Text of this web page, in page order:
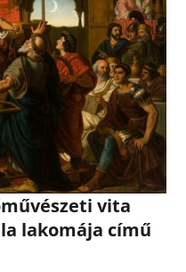
vita
lakomája című